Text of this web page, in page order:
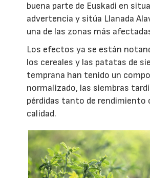
buena parte de Euskadi en
advertencia y sitúa Llanada
una de las zonas más
Los efectos ya se están
los cereales y las patatas de
temprana han tenido un
normalizado, las siembras
pérdidas tanto de rendimiento
calidad.